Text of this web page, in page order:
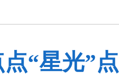
点“星光”